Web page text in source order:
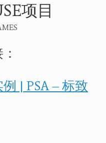
项目
| PSA – 标致